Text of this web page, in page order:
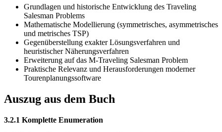
Grundlagen und historische Entwicklung des Traveling
Salesman Problems
Mathematische Modellierung (symmetrisches, asymmetrisches
und metrisches TSP)
Gegenüberstellung exakter Lösungsverfahren und
heuristischer Näherungsverfahren
Erweiterung auf das M-Traveling Salesman Problem
Praktische Relevanz und Herausforderungen moderner
Tourenplanungssoftware
Auszug aus dem Buch
3.2.1 Komplette Enumeration